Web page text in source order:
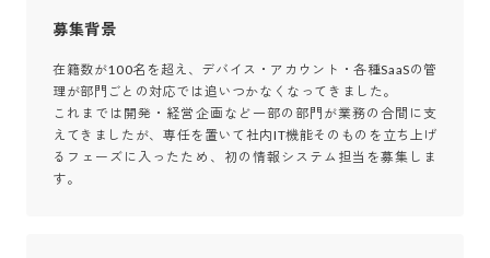
募集背景
在籍数が100名を超え、デバイス・アカウント・各種SaaSの管
理が部門ごとの対応では追いつかなくなってきました。
これまでは開発・経営企画など一部の部門が業務の合間に支
えてきましたが、専任を置いて社内IT機能そのものを立ち上げ
るフェーズに入ったため、初の情報システム担当を募集しま
す。